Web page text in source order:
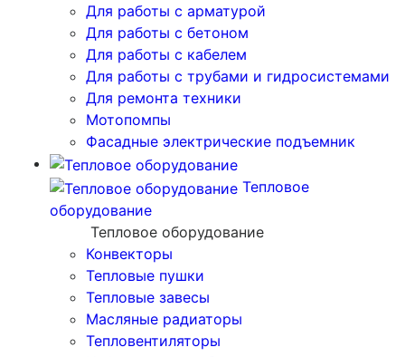
Для работы с арматурой
Для работы с бетоном
Для работы с кабелем
Для работы с трубами и гидросистемами
Для ремонта техники
Мотопомпы
Фасадные электрические подъемник
Тепловое
оборудование
Тепловое оборудование
Конвекторы
Тепловые пушки
Тепловые завесы
Масляные радиаторы
Тепловентиляторы